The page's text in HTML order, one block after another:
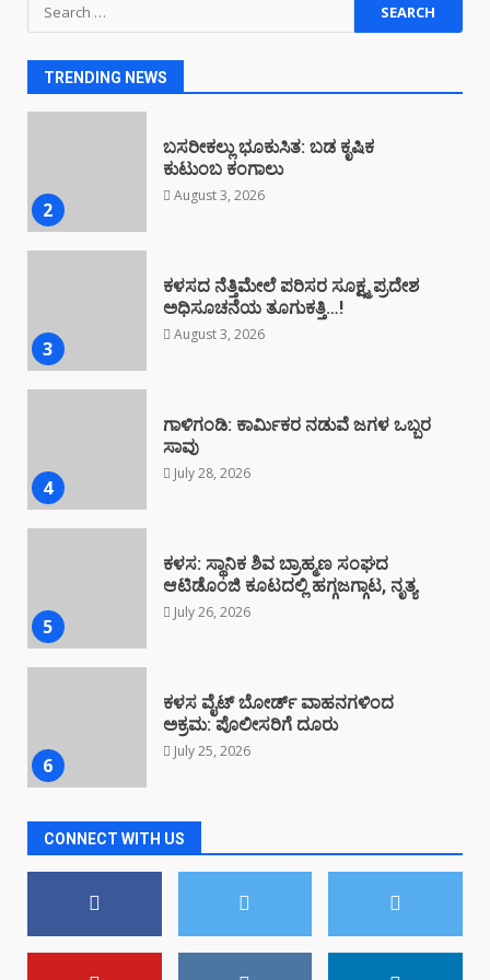
for:
TRENDING NEWS
2
ಕುಟುಂಬ ಕಂಗಾಲು
August 3, 2026
3
ಕಳಸದ ನೆತ್ತಿಮೇಲೆ ಪರಿಸರ ಸೂಕ್ಷ್ಮ ಪ್ರದೇಶ
ಅಧಿಸೂಚನೆಯ ತೂಗುಕತ್ತಿ…!
August 3, 2026
4
ಗಾಳಿಗಂಡಿ: ಕಾರ್ಮಿಕರ ನಡುವೆ ಜಗಳ ಒಬ್ಬರ
ಸಾವು
July 28, 2026
5
ಕಳಸ: ಸ್ಥಾನಿಕ ಶಿವ ಬ್ರಾಹ್ಮಣ ಸಂಘದ
ಆಟಿಡೊಂಜಿ ಕೂಟದಲ್ಲಿ ಹಗ್ಗಜಗ್ಗಾಟ, ನೃತ್ಯ
July 26, 2026
6
ಕಳಸ ವೈಟ್ ಬೋರ್ಡ್ ವಾಹನಗಳಿಂದ
ಅಕ್ರಮ: ಪೊಲೀಸರಿಗೆ ದೂರು
July 25, 2026
7
ಕಳಸದಲ್ಲಿ ಕೇಂದ್ರ ಸರ್ಕಾರದ ವಿರುದ್ಧ
ಪ್ರತಿಭಟನೆ
July 23, 2026
ಮೈದಾಡಿಯಲ್ಲಿ ಕಳಸ ಟೂರಿಸಂ ಫೋರಮ್
CONNECT WITH US